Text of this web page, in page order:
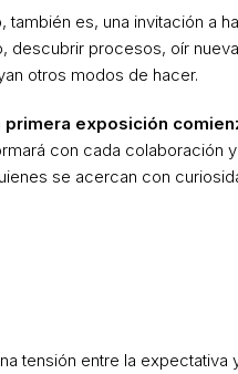
también es, una invitación a
descubrir procesos, oír
otros modos de hacer.
primera exposición
con cada colaboración
se acercan con
tensión entre la